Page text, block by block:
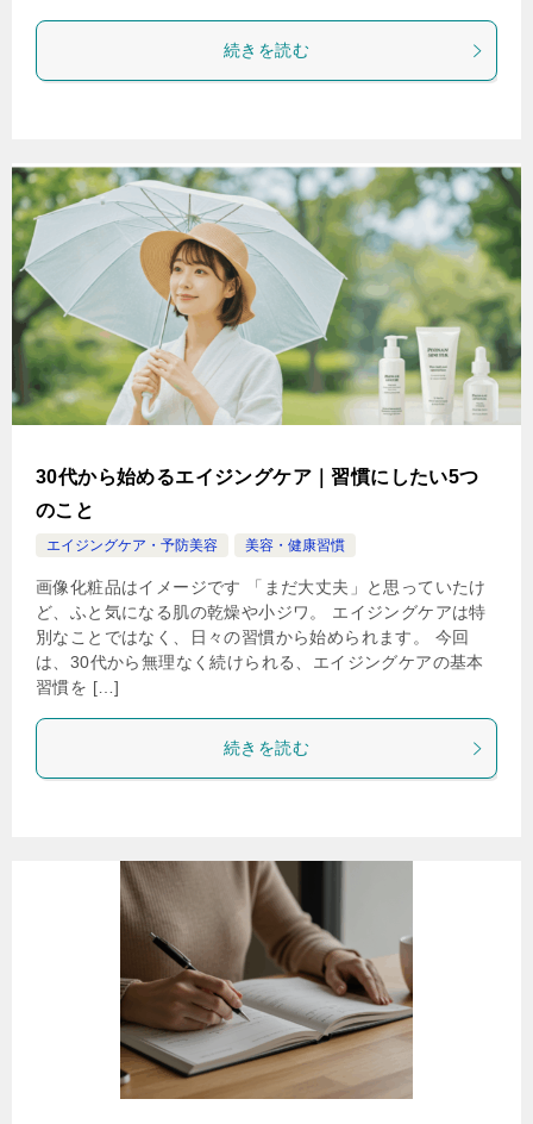
続きを読む
30代から始めるエイジングケア｜習慣にしたい5つ
のこと
エイジングケア・予防美容 美容・健康習慣
画像化粧品はイメージです 「まだ大丈夫」と思っていたけ
ど、ふと気になる肌の乾燥や小ジワ。 エイジングケアは特
別なことではなく、日々の習慣から始められます。 今回
は、30代から無理なく続けられる、エイジングケアの基本
習慣を […]
続きを読む